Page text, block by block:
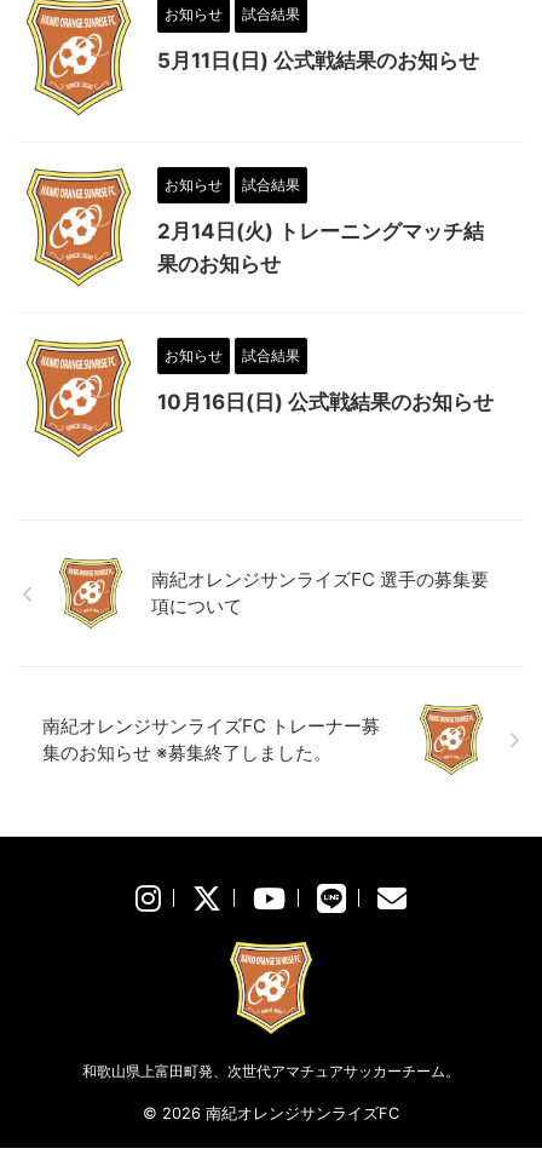
お知らせ 試合結果
5月11日(日) 公式戦結果のお知らせ
お知らせ 試合結果
2月14日(火) トレーニングマッチ結
果のお知らせ
お知らせ 試合結果
10月16日(日) 公式戦結果のお知らせ
南紀オレンジサンライズFC 選手の募集要
項について
南紀オレンジサンライズFC トレーナー募
集のお知らせ ※募集終了しました。
和歌山県上富田町発、次世代アマチュアサッカーチーム。
© 2026 南紀オレンジサンライズFC